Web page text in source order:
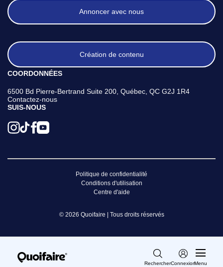
RechercherConnexionMenu
Annoncer avec nous
Création de contenu
COORDONNÉES
6500 Bd Pierre-Bertrand Suite 200, Québec, QC G2J 1R4
Contactez-nous
SUIS-NOUS
Politique de confidentialité
Conditions d'utilisation
Centre d'aide
© 2026 Quoifaire | Tous droits réservés